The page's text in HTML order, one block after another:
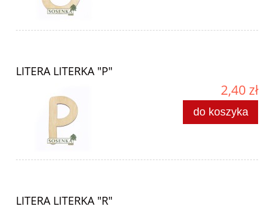
LITERA LITERKA "P"
2,40 zł
do koszyka
LITERA LITERKA "R"